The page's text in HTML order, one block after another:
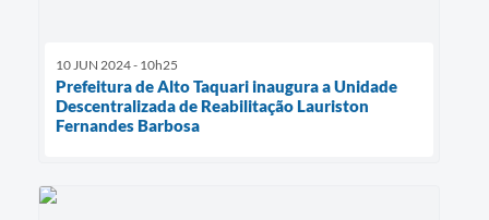
10 JUN 2024 - 10h25
Prefeitura de Alto Taquari inaugura a Unidade
Descentralizada de Reabilitação Lauriston
Fernandes Barbosa